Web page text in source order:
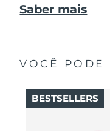
Saber mais
VOCÊ PODE
BESTSELLERS